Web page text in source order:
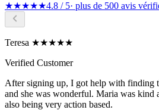
★★★★★4.8 / 5· plus de 500 avis
Teresa ★★★★★
Verified Customer
After signing up, I got help with finding
and she was wonderful. Maria was kind
also being very action based.